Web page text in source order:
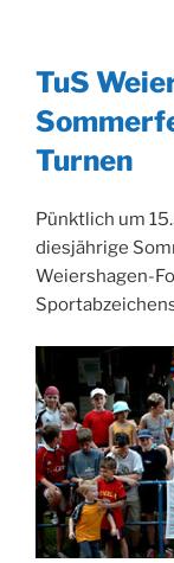
TuS
Turnen
Pünktlich um
diesjährige
Weiershagen-